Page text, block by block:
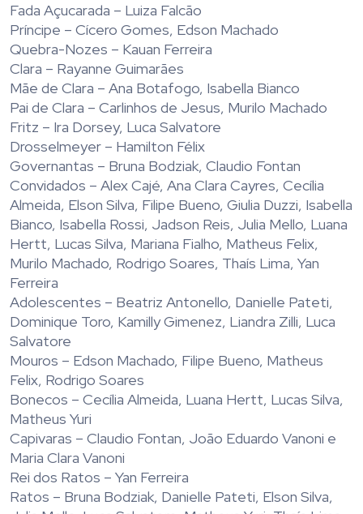
Fada Açucarada – Luiza Falcão
Príncipe – Cícero Gomes, Edson Machado
Quebra-Nozes – Kauan Ferreira
Clara – Rayanne Guimarães
Mãe de Clara – Ana Botafogo, Isabella Bianco
Pai de Clara – Carlinhos de Jesus, Murilo Machado
Fritz – Ira Dorsey, Luca Salvatore
Drosselmeyer – Hamilton Félix
Governantas – Bruna Bodziak, Claudio Fontan
Convidados – Alex Cajé, Ana Clara Cayres, Cecília
Almeida, Elson Silva, Filipe Bueno, Giulia Duzzi, Isabella
Bianco, Isabella Rossi, Jadson Reis, Julia Mello, Luana
Hertt, Lucas Silva, Mariana Fialho, Matheus Felix,
Murilo Machado, Rodrigo Soares, Thaís Lima, Yan
Ferreira
Adolescentes – Beatriz Antonello, Danielle Pateti,
Dominique Toro, Kamilly Gimenez, Liandra Zilli, Luca
Salvatore
Mouros – Edson Machado, Filipe Bueno, Matheus
Felix, Rodrigo Soares
Bonecos – Cecília Almeida, Luana Hertt, Lucas Silva,
Matheus Yuri
Capivaras – Claudio Fontan, João Eduardo Vanoni e
Maria Clara Vanoni
Rei dos Ratos – Yan Ferreira
Ratos – Bruna Bodziak, Danielle Pateti, Elson Silva,